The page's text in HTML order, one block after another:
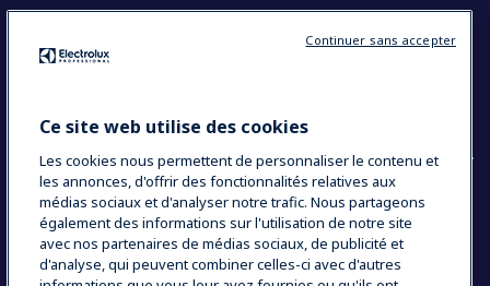
COUNTRY AND LANGUAGE
VOTRE SÉLECTION : FRANCE
Ce site web utilise des cookies
Les cookies nous permettent de personnaliser le contenu et
les annonces, d'offrir des fonctionnalités relatives aux
médias sociaux et d'analyser notre trafic. Nous partageons
également des informations sur l'utilisation de notre site
avec nos partenaires de médias sociaux, de publicité et
d'analyse, qui peuvent combiner celles-ci avec d'autres
Continuer sans accepter